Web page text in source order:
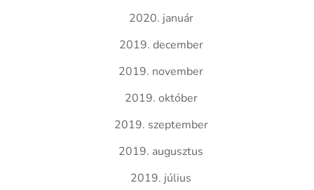
2020. január
2019. december
2019. november
2019. október
2019. szeptember
2019. augusztus
2019. július